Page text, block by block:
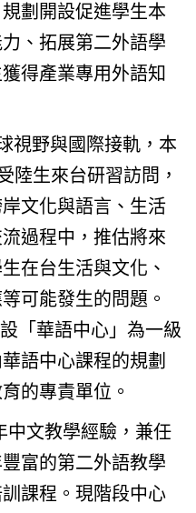
劃開設促進學生本
、拓展第二外語學
得產業專用外語知
視野與國際接軌，本
陸生來台研習訪問，
文化與語言、生活
過程中，推估將來
在台生活與文化、
可能發生的問題。
「華語中心」為一級
語中心課程的規劃
的專責單位。
中文教學經驗，兼任
富的第二外語教學
課程。現階段中心